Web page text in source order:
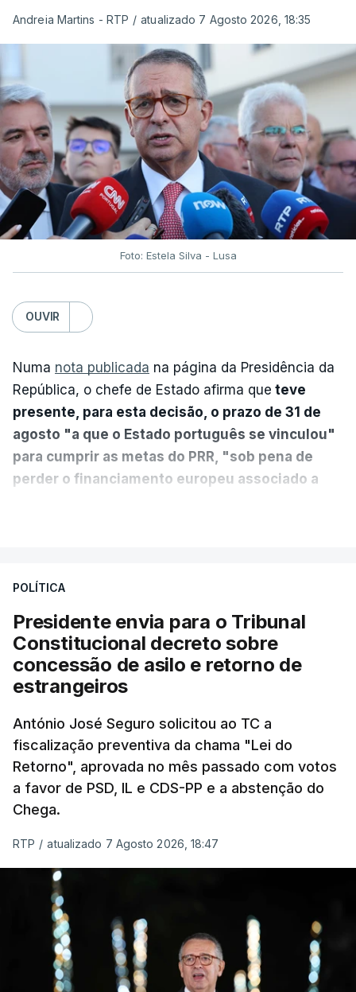
Andreia Martins - RTP / atualizado 7 Agosto 2026, 18:35
Foto: Estela Silva - Lusa
OUVIR
Numa nota publicada na página da Presidência da
República, o chefe de Estado afirma que teve
presente, para esta decisão, o prazo de 31 de
agosto "a que o Estado português se vinculou"
para cumprir as metas do PRR, "sob pena de
perder o financiamento europeu associado a
sistema mais simples, mais justo e transparente".
"Sempre que seja possível reduzir burocracias,
eliminar sobreposições e garantir que os apoios
chegam a quem mais necessita, estaremos a dar
um passo na direção certa", argumenta o
Presidente da República.
Assegurar que "ninguém é
prejudicado"
O Preisdente deixa, no entanto, deixa alguns
avisos:uma reforma desta dimensão "deve ter
como primeiro critério a proteção das pessoas"
e "nenhum processo de simplificação pode
traduzir-se numa diminuição da proteção
social".
POLÍTICA
Presidente envia para o Tribunal
Constitucional decreto sobre
concessão de asilo e retorno de
estrangeiros
António José Seguro solicitou ao TC a
fiscalização preventiva da chama "Lei do
Retorno", aprovada no mês passado com votos
a favor de PSD, IL e CDS-PP e a abstenção do
Chega.
RTP / atualizado 7 Agosto 2026, 18:47